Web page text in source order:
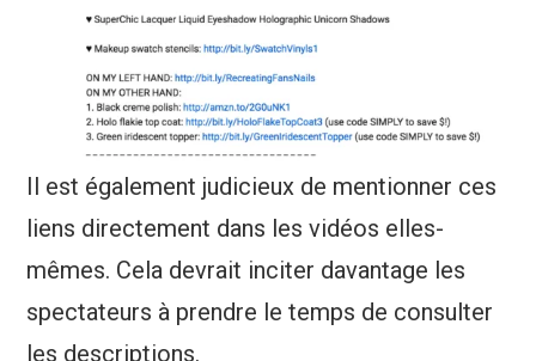
Il est également judicieux de mentionner ces
liens directement dans les vidéos elles-
mêmes. Cela devrait inciter davantage les
spectateurs à prendre le temps de consulter
les descriptions.